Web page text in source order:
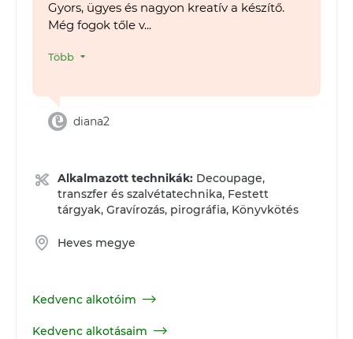
Gyors, ügyes és nagyon kreatív a készítő.
Még fogok tőle v...
Több
diana2
Alkalmazott technikák: Decoupage,
transzfer és szalvétatechnika, Festett
tárgyak, Gravírozás, pirográfia, Könyvkötés
Heves megye
Kedvenc alkotóim
Kedvenc alkotásaim